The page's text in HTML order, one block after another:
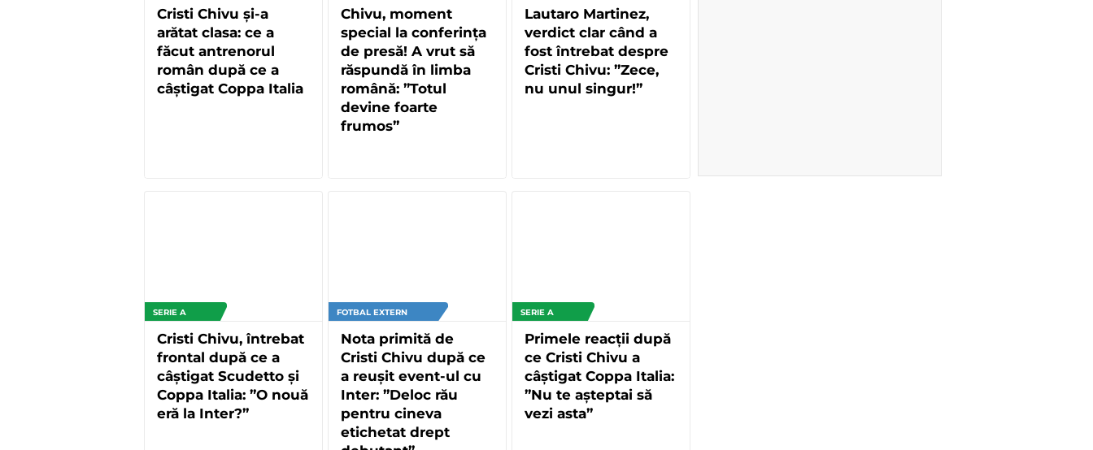
Cristi Chivu și-a
arătat clasa: ce a
făcut antrenorul
român după ce a
câștigat Coppa Italia
Chivu, moment
special la conferința
de presă! A vrut să
răspundă în limba
română: ”Totul
devine foarte
frumos”
Lautaro Martinez,
verdict clar când a
fost întrebat despre
Cristi Chivu: ”Zece,
nu unul singur!”
SERIE A
Cristi Chivu, întrebat
frontal după ce a
câștigat Scudetto și
Coppa Italia: ”O nouă
eră la Inter?”
FOTBAL EXTERN
Nota primită de
Cristi Chivu după ce
a reușit event-ul cu
Inter: ”Deloc rău
pentru cineva
etichetat drept
SERIE A
Primele reacții după
ce Cristi Chivu a
câștigat Coppa Italia:
”Nu te așteptai să
vezi asta”